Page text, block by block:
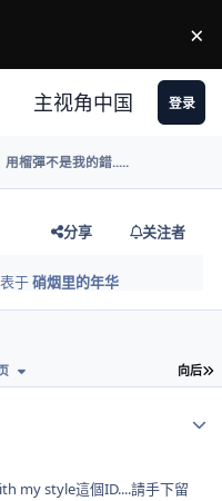
×
主视角中国 登录
用榴彈不是我的錯.....
分享
关注者
于硝烟里的年华
向后
my style這個ID....請手下留